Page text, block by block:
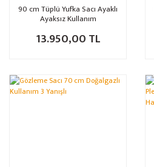
90 cm Tüplü Yufka Sacı Ayaklı
Ayaksız Kullanım
13.950,00 TL